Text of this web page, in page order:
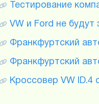
Тестирование
VW и Ford не
Франкфуртский
Франкфуртский
Кроссовер VW